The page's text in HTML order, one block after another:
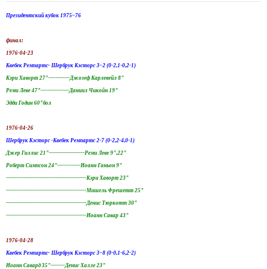
Президентский кубок 1975–76
финал:
1976-04-23
Квебек Ремпартс- Шербрук Кэсторс 3–2 (0-2,1-0,2-1)
Кэри Хаворт 27"------------Джозеф Карлевейл 8"
Реми Леве 47"----------------Даниил Чикойн 19"
Эдди Годин 60"бол
1976-04-26
Шербрук Кэсторс -Квебек Ремпартс 2-7 (0-2,2-4,0-1)
Джер Гиллис 21"--------------------Реми Леве 9",22"
Роберт Симпсон 24"-------------Иоанн Ганьон 9"
---------------------------------------------Кэри Хаворт 23"
---------------------------------------------Мишель Фрешетт 25"
---------------------------------------------Денис Тюркотт 30"
---------------------------------------------Иоанн Савар 43"
1976-04-28
Квебек Ремпартс- Шербрук Кэсторс 3–8 (0-0,1-6,2-2)
Иоанн Савард 35"--------Денис Халле 23"